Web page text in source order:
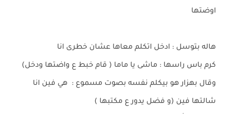
اوضتها
هاله بتوسل : ادخل اتكلم معاها عشان خطرى انا
كرم باس راسها : ماشى يا ماما ( قام خبط ع واضتها ودخل)
وقال بهزار هو بيكلم نفسه بصوت مسموع : هي فين انا
شالتها فين (و فضل يدور ع مكتبها )